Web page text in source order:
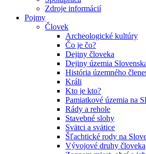
Zdroje informácií
Pojmy
Človek
Archeologické kultúry
Čo je čo?
Dejiny človeka
Dejiny územia
História územného
Králi
Kto je kto?
Pamiatkové územia na
Rády a rehole
Stavebné slohy
Svätci a svätice
Šľachtické rody na
Vývojové druhy človeka